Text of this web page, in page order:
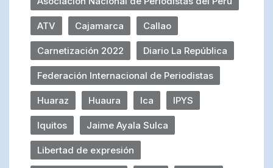
ATV Cajamarca Callao
Carnetización 2022 Diario La República
Federación Internacional de Periodistas
Huaraz Huaura Ica IPYS
Iquitos Jaime Ayala Sulca
Libertad de expresión